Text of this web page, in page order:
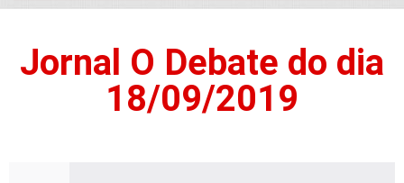
Jornal O Debate do dia
18/09/2019